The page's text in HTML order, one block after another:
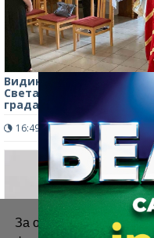
За осигуряване на
Видинският
Света Богородица във
града /снимки/
16:49 ч. 0